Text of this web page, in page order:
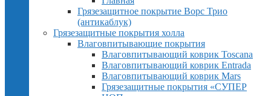
Грязезащитное покрытие Ворс Трио
(антикаблук)
Грязезащитные покрытия холла
Влаговпитывающие покрытия
Влаговпитывающий коврик Toscana
Влаговпитывающий коврик Entrada
Влаговпитывающий коврик Mars
Грязезащитные покрытия «СУПЕР